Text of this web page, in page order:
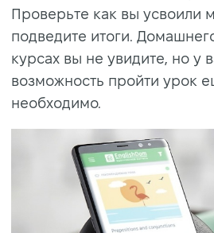
Проверьте как вы усвоили
подведите итоги.
курсах вы не увидите, но у
возможность пройти урок
необходимо.